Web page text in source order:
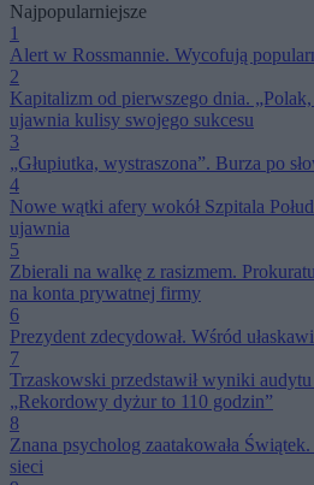
Najpopularniejsze
1
Alert w Rossmannie. Wycofują
2
Kapitalizm od pierwszego dnia. „Polak,
ujawnia kulisy swojego sukcesu
3
„Głupiutka, wystraszona”. Burza po
4
Nowe wątki afery wokół Szpitala
ujawnia
5
Zbierali na walkę z rasizmem.
na konta prywatnej firmy
6
Prezydent zdecydował. Wśród
7
Trzaskowski przedstawił wyniki
„Rekordowy dyżur to 110 godzin”
8
Znana psycholog zaatakowała
sieci